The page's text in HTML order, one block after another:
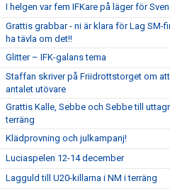
I helgen var fem IFKare på läger för
Grattis grabbar - ni är klara för Lag SM-
ha tävla om det!!
Glitter – IFK-galans tema
Staffan skriver på Friidrottstorget om
antalet utövare
Grattis Kalle, Sebbe och Sebbe till
terräng
Klädprovning och julkampanj!
Luciaspelen 12-14 december
Lagguld till U20-killarna i NM i terräng